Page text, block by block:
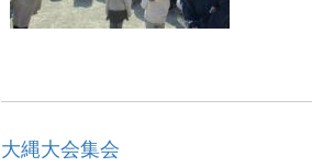
大縄大会集会